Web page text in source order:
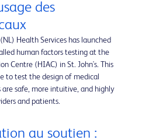
des
Health Services has launched
human factors testing at the
Centre (HIAC) in St. John's. This
to test the design of medical
are safe, more intuitive, and highly
and patients.
au soutien :